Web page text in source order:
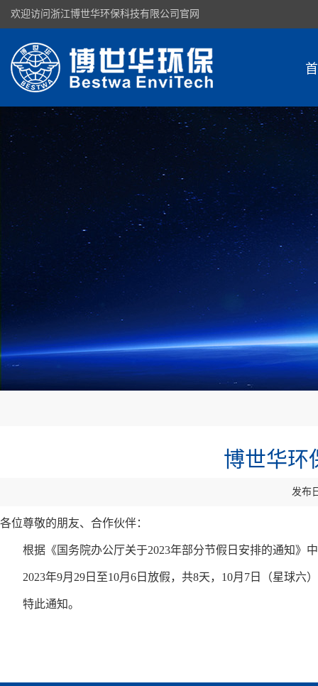
欢迎访问浙江博世华环保科技有限公司官网
博世华环
发布
各位尊敬的朋友、合作伙伴：
根据《国务院办公厅关于2023年部分节假日安排的通知》
2023年9月29日至10月6日放假，共8天，10月7日（星球六
特此通知。